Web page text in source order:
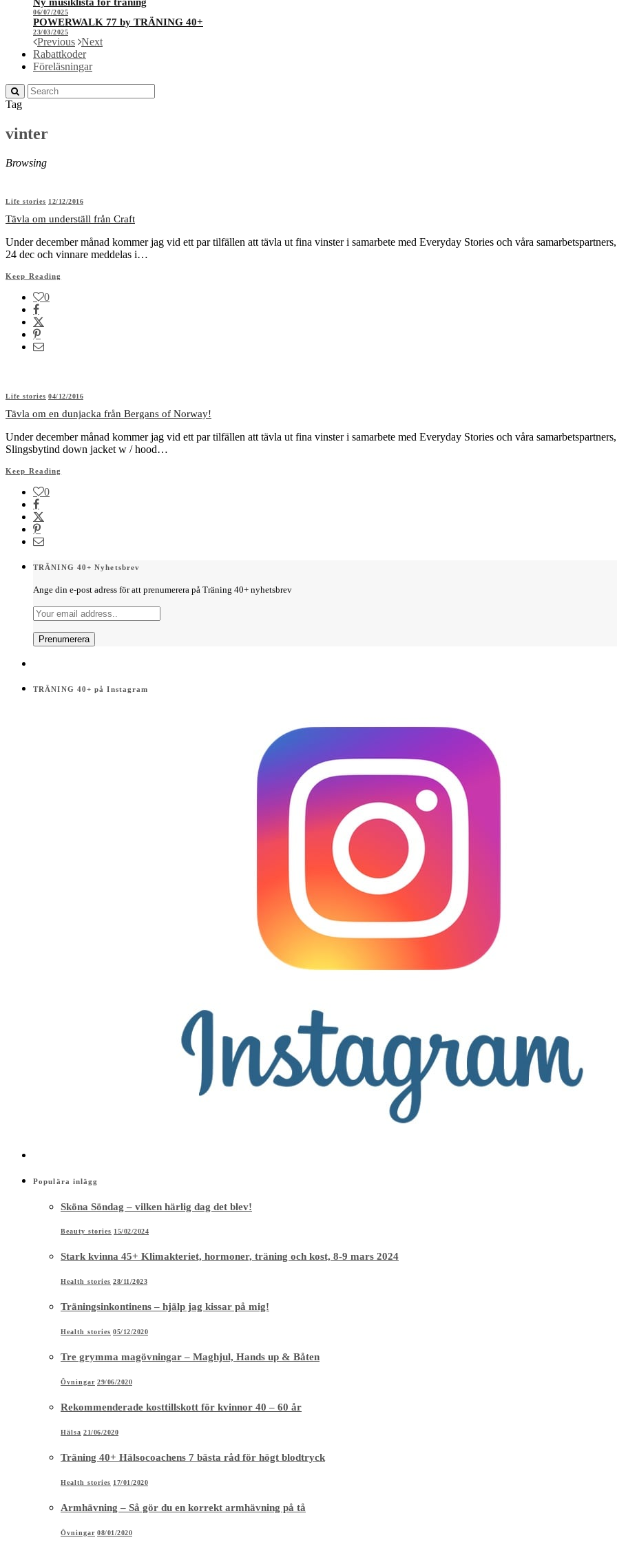
06/07/2025
POWERWALK 77 by TRÄNING 40+
23/03/2025
Previous Next
Rabattkoder
Föreläsningar
Tag
vinter
Browsing
Life stories 12/12/2016
Tävla om underställ från Craft
Under december månad kommer jag vid ett par tilfällen att tävla ut fina vinster i samarbete med Everyday Stories och våra
24 dec och vinnare meddelas i…
Keep Reading
0
Life stories 04/12/2016
Tävla om en dunjacka från Bergans of Norway!
Under december månad kommer jag vid ett par tilfällen att tävla ut fina vinster i samarbete med Everyday Stories och våra
Slingsbytind down jacket w / hood…
Keep Reading
0
TRÄNING 40+ Nyhetsbrev
Ange din e-post adress för att prenumerera på Träning 40+ nyhetsbrev
TRÄNING 40+ på Instagram
Populära inlägg
Sköna Söndag – vilken härlig dag det blev!
Beauty stories 15/02/2024
Stark kvinna 45+ Klimakteriet, hormoner, träning och kost, 8-9 mars 2024
Health stories 28/11/2023
Träningsinkontinens – hjälp jag kissar på mig!
Health stories 05/12/2020
Tre grymma magövningar – Maghjul, Hands up & Båten
Övningar 29/06/2020
Rekommenderade kosttillskott för kvinnor 40 – 60 år
Hälsa 21/06/2020
Träning 40+ Hälsocoachens 7 bästa råd för högt blodtryck
Health stories 17/01/2020
Armhävning – Så gör du en korrekt armhävning på tå
Övningar 08/01/2020